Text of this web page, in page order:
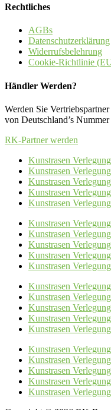
Rechtliches
AGBs
Datenschutzerklärung
Widerrufsbelehrung
Cookie-Richtlinie
Händler Werden?
Werden Sie
von Deutschland’s Nummer
RK-Partner werden
Kunstrasen
Kunstrasen
Kunstrasen
Kunstrasen
Kunstrasen
Kunstrasen
Kunstrasen
Kunstrasen
Kunstrasen
Kunstrasen
Kunstrasen
Kunstrasen
Kunstrasen
Kunstrasen
Kunstrasen
Kunstrasen
Kunstrasen
Kunstrasen
Kunstrasen
Kunstrasen